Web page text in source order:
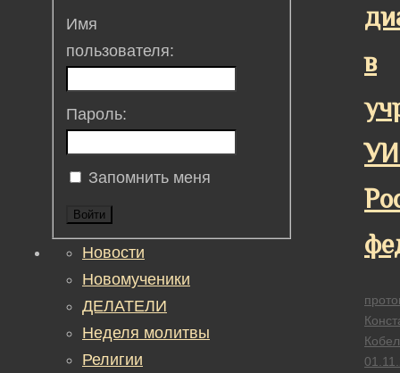
в
Имя
пользователя:
Пароль:
Запомнить меня
Войти
Новости
Новомученики
ДЕЛАТЕЛИ
Неделя молитвы
Религии